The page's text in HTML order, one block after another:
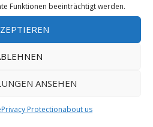
Funktionen beeinträchtigt werden.
ANSEHEN
Privacy Protectionabout us
Art of the